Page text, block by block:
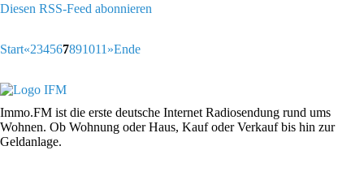
Diesen RSS-Feed abonnieren
Start«234567891011 »Ende
Immo.FM ist die erste deutsche Internet Radiosendung rund ums
Wohnen. Ob Wohnung oder Haus, Kauf oder Verkauf bis hin zur
Geldanlage.